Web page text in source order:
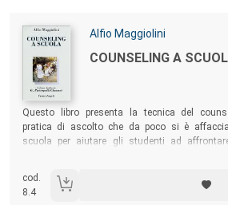
Autori:
Alfio Maggiolini
Titolo:
COUNSELING A
Sommario:
Questo libro presenta la tecnica del
pratica di ascolto che da poco si è
scuola per aiutare gli studenti ad
scolastici. Oltre ai colloqui individuali
agli insegnanti. Il volume è rivolto a
psicopedagogisti che lavorano con
cod.
8.4